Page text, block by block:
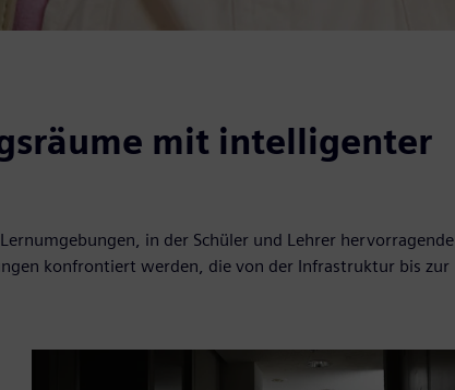
mit intelligenter
in der Schüler und Lehrer hervorragende
konfrontiert werden, die von der Infrastruktur bis zur